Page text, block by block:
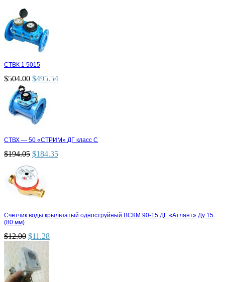
СТВК 1 5015
$504.00 $495.54
СТВХ — 50 «СТРИМ» ДГ класс С
$194.05 $184.35
Счетчик воды крыльчатый одноструйный ВСКМ 90-15 ДГ «Атлант» Ду 15
(80 мм)
$12.00 $11.28